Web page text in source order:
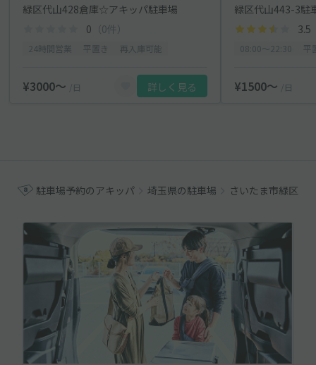
緑区代山428倉庫☆アキッパ駐車場
0 （0件）
¥3000〜 /日 詳しく見る
緑区代山443-3駐
3.5
¥1500〜 /日
駐車場予約のアキッパ 埼玉県の駐車場 さいたま市緑区の